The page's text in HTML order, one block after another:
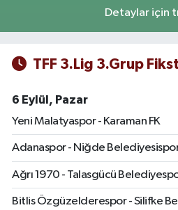
Detaylar için
TFF 3.Lig 3.Grup
6 Eylül, Pazar
Yeni Malatyaspor - Karaman FK
Adanaspor - Niğde
Ağrı 1970 - Talasgücü
Bitlis Özgüzelderespor - Silifke